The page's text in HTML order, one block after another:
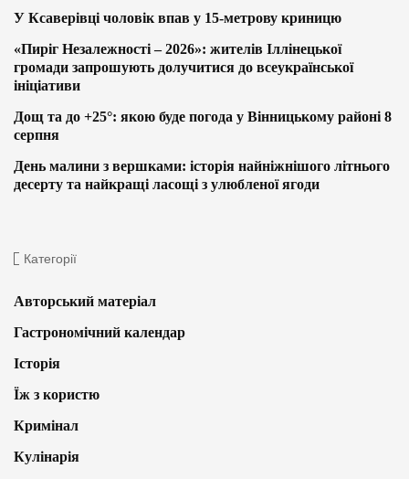
У Ксаверівці чоловік впав у 15-метрову криницю
«Пиріг Незалежності – 2026»: жителів Іллінецької
громади запрошують долучитися до всеукраїнської
ініціативи
Дощ та до +25°: якою буде погода у Вінницькому районі 8
серпня
День малини з вершками: історія найніжнішого літнього
десерту та найкращі ласощі з улюбленої ягоди
Категорії
Авторський матеріал
Гастрономічний календар
Історія
Їж з користю
Кримінал
Кулінарія